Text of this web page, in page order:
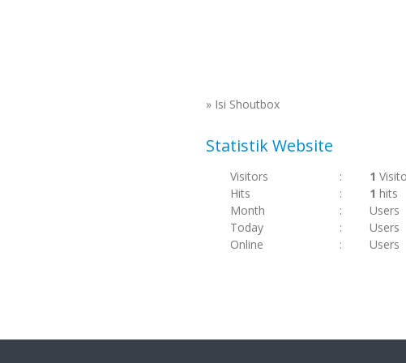
» Isi Shoutbox
Statistik Website
Visitors : 1
Hits
: 1 hits
Month
:
Users
Today
:
Users
Online
: Users